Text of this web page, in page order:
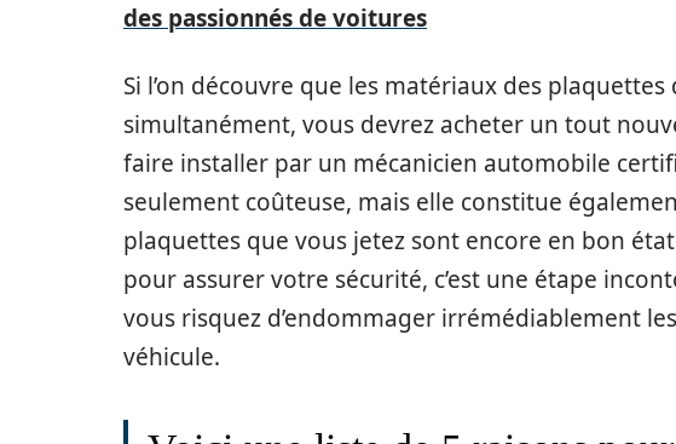
des passionnés de voitures
Si l’on découvre que les matériaux des
simultanément, vous devrez acheter un tout
faire installer par un mécanicien automobile
seulement coûteuse, mais elle constitue
plaquettes que vous jetez sont encore en bon
pour assurer votre sécurité, c’est une étape
vous risquez d’endommager irrémédiablement
véhicule.